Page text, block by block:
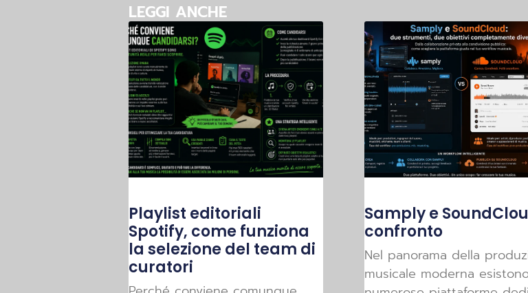
LEGGI ANCHE
Playlist editoriali
Spotify, come funziona
la selezione del team di
curatori
Samply e
confronto
Nel panorama della
musicale moderna